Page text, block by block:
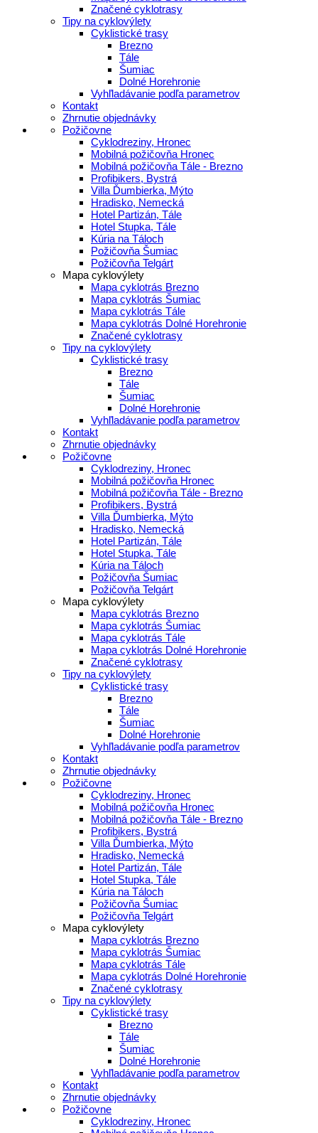
Značené cyklotrasy
Tipy na cyklovýlety
Cyklistické trasy
Brezno
Tále
Šumiac
Dolné Horehronie
Vyhľladávanie podľa parametrov
Kontakt
Zhrnutie objednávky
Požičovne
Cyklodreziny, Hronec
Mobilná požičovňa Hronec
Mobilná požičovňa Tále - Brezno
Profibikers, Bystrá
Villa Ďumbierka, Mýto
Hradisko, Nemecká
Hotel Partizán, Tále
Hotel Stupka, Tále
Kúria na Táloch
Požičovňa Šumiac
Požičovňa Telgárt
Mapa cyklovýlety
Mapa cyklotrás Brezno
Mapa cyklotrás Šumiac
Mapa cyklotrás Tále
Mapa cyklotrás Dolné Horehronie
Značené cyklotrasy
Tipy na cyklovýlety
Cyklistické trasy
Brezno
Tále
Šumiac
Dolné Horehronie
Vyhľladávanie podľa parametrov
Kontakt
Zhrnutie objednávky
Požičovne
Cyklodreziny, Hronec
Mobilná požičovňa Hronec
Mobilná požičovňa Tále - Brezno
Profibikers, Bystrá
Villa Ďumbierka, Mýto
Hradisko, Nemecká
Hotel Partizán, Tále
Hotel Stupka, Tále
Kúria na Táloch
Požičovňa Šumiac
Požičovňa Telgárt
Mapa cyklovýlety
Mapa cyklotrás Brezno
Mapa cyklotrás Šumiac
Mapa cyklotrás Tále
Mapa cyklotrás Dolné Horehronie
Značené cyklotrasy
Tipy na cyklovýlety
Cyklistické trasy
Brezno
Tále
Šumiac
Dolné Horehronie
Vyhľladávanie podľa parametrov
Kontakt
Zhrnutie objednávky
Požičovne
Cyklodreziny, Hronec
Mobilná požičovňa Hronec
Mobilná požičovňa Tále - Brezno
Profibikers, Bystrá
Villa Ďumbierka, Mýto
Hradisko, Nemecká
Hotel Partizán, Tále
Hotel Stupka, Tále
Kúria na Táloch
Požičovňa Šumiac
Požičovňa Telgárt
Mapa cyklovýlety
Mapa cyklotrás Brezno
Mapa cyklotrás Šumiac
Mapa cyklotrás Tále
Mapa cyklotrás Dolné Horehronie
Značené cyklotrasy
Tipy na cyklovýlety
Cyklistické trasy
Brezno
Tále
Šumiac
Dolné Horehronie
Vyhľladávanie podľa parametrov
Kontakt
Zhrnutie objednávky
Požičovne
Cyklodreziny, Hronec